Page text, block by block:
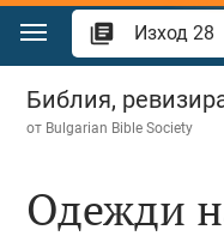
Преминете към
Изход 28
Библия,
от Bulgarian Bible Society
Одежди